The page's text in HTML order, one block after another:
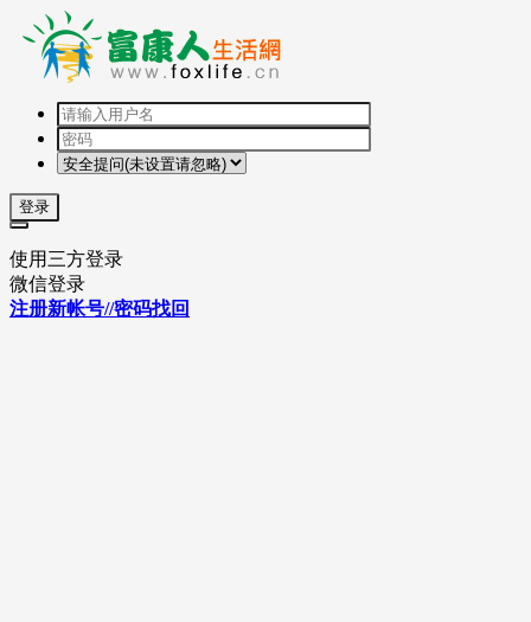
登录
使用三方登录
微信登录
注册新帐号//密码找回